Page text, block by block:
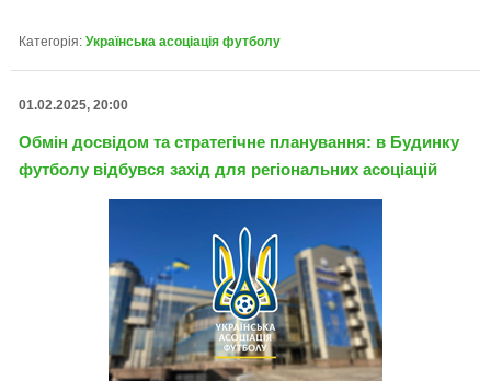
Категорія: Українська асоціація футболу
01.02.2025, 20:00
Обмін досвідом та стратегічне планування: в Будинку
футболу відбувся захід для регіональних асоціацій